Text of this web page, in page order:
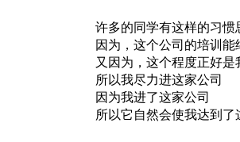
许多的同学有这样的习惯
因为，这个公司的培训
又因为，这个程度正好是
所以我尽力进这家公司
因为我进了这家公司
所以它自然会使我达到了